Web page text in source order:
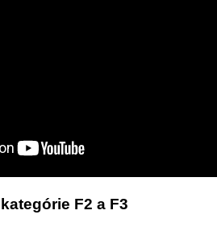
F2 a F3